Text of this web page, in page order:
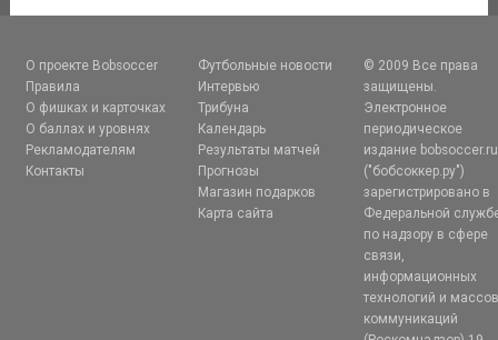
О проекте Bobsoccer
Правила
О фишках и карточках
О баллах и уровнях
Рекламодателям
Контакты
Футбольные новости
Интервью
Трибуна
Календарь
Результаты матчей
Прогнозы
Магазин подарков
Карта сайта
© 2009 Все права
защищены.
Электронное
периодическое
издание bobsoccer.ru
("бобсоккер.ру")
зарегистрировано в
Федеральной
по надзору в сфере
связи,
информационных
технологий и
коммуникаций